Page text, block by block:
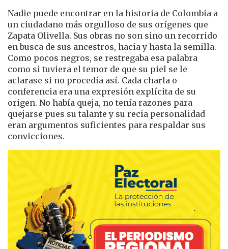
Nadie puede encontrar en la historia de Colombia a
un ciudadano más orgulloso de sus orígenes que
Zapata Olivella. Sus obras no son sino un recorrido
en busca de sus ancestros, hacia y hasta la semilla.
Como pocos negros, se restregaba esa palabra
como si tuviera el temor de que su piel se le
aclarase si no procedía así. Cada charla o
conferencia era una expresión explícita de su
origen. No había queja, no tenía razones para
quejarse pues su talante y su recia personalidad
eran argumentos suficientes para respaldar sus
convicciones.